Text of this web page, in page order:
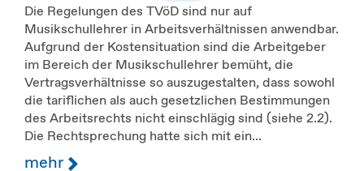
Die Regelungen des TVöD sind nur auf
Musikschullehrer in Arbeitsverhältnissen anwendbar.
Aufgrund der Kostensituation sind die Arbeitgeber
im Bereich der Musikschullehrer bemüht, die
Vertragsverhältnisse so auszugestalten, dass sowohl
die tariflichen als auch gesetzlichen Bestimmungen
des Arbeitsrechts nicht einschlägig sind (siehe 2.2).
Die Rechtsprechung hatte sich mit ein...
mehr